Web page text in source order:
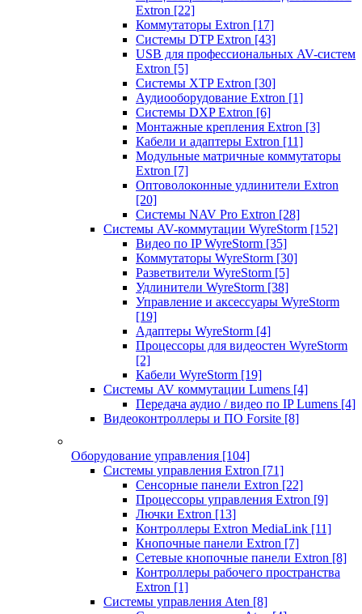
Extron [22]
Коммутаторы Extron [17]
Системы DTP Extron [43]
USB для профессиональных AV-систем
Extron [5]
Системы XTP Extron [30]
Аудиооборудование Extron [1]
Системы DXP Extron [6]
Монтажные крепления Extron [3]
Кабели и адаптеры Extron [11]
Модульные матричные коммутаторы
Extron [7]
Оптоволоконные удлинители Extron
[20]
Системы NAV Pro Extron [28]
Системы AV-коммутации WyreStorm [152]
Видео по IP WyreStorm [35]
Коммутаторы WyreStorm [30]
Разветвители WyreStorm [5]
Удлинители WyreStorm [38]
Управление и аксессуары WyreStorm
[19]
Адаптеры WyreStorm [4]
Процессоры для видеостен WyreStorm
[2]
Кабели WyreStorm [19]
Системы AV коммутации Lumens [4]
Передача аудио / видео по IP Lumens [4]
Видеоконтроллеры и ПО Forsite [8]
Оборудование управления [104]
Системы управления Extron [71]
Сенсорные панели Extron [22]
Процессоры управления Extron [9]
Лючки Extron [13]
Контроллеры Extron MediaLink [11]
Кнопочные панели Extron [7]
Сетевые кнопочные панели Extron [8]
Контроллеры рабочего пространства
Extron [1]
Системы управления Aten [8]